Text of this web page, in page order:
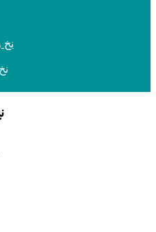
نخ